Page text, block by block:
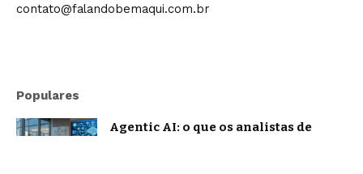
contato@falandobemaqui.com.br
Populares
Agentic AI: o que os analistas de